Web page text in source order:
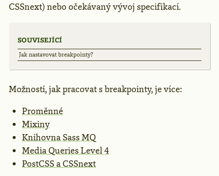
CSSnext) nebo očekávaný vývoj specifikací.
SOUVISEJÍCÍ
Jak nastavovat breakpointy?
Možností, jak pracovat s breakpointy, je více:
Proměnné
Mixiny
Knihovna Sass MQ
Media Queries Level 4
PostCSS a CSSnext